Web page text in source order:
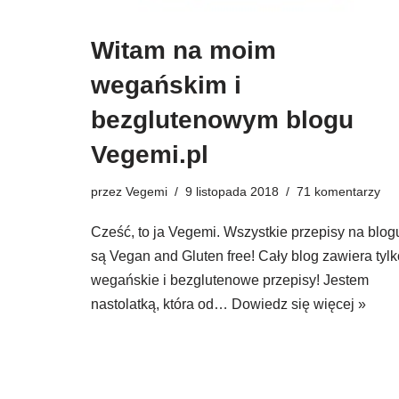
Witam na moim
wegańskim i
bezglutenowym blogu
Vegemi.pl
przez Vegemi 9 listopada 2018 71 komentarzy
Cześć, to ja Vegemi. Wszystkie przepisy na
są Vegan and Gluten free! Cały blog zawiera
wegańskie i bezglutenowe przepisy! Jestem
nastolatką, która od… Dowiedz się więcej »